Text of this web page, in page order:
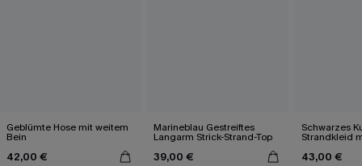
Geblümte Hose mit weitem
Bein
42,00 €
Marineblau Gestreiftes
Langarm Strick-Strand-Top
39,00 €
Schwarzes
Strandkleid
43,00 €